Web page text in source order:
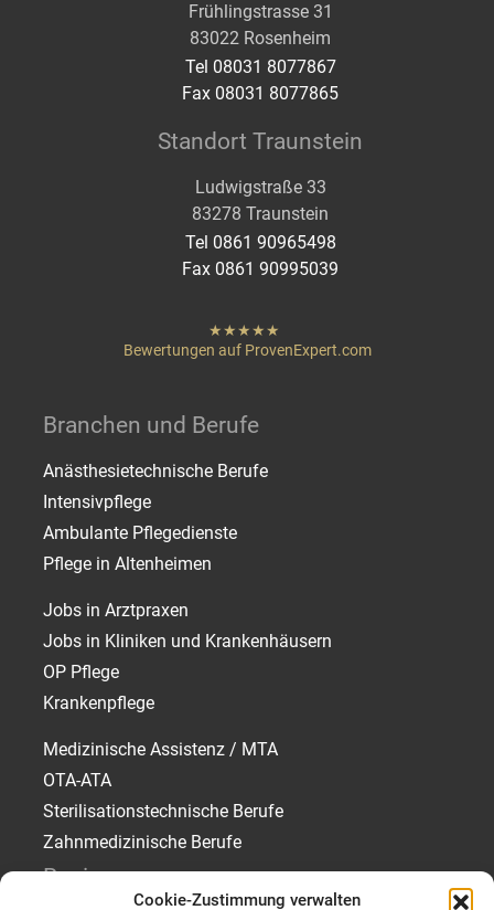
Cookie-Zustimmung verwalten
Frühlingstrasse 31
83022 Rosenheim
Tel 08031 8077867
Fax 08031 8077865
Standort Traunstein
Ludwigstraße 33
83278 Traunstein
Tel 0861 90965498
Fax 0861 90995039
hat "von
Bewertungen auf ProvenExpert.com
Branchen und Berufe
Anästhesietechnische Berufe
Intensivpflege
Ambulante Pflegedienste
Pflege in Altenheimen
Jobs in Arztpraxen
Jobs in Kliniken und Krankenhäusern
OP Pflege
Krankenpflege
Medizinische Assistenz / MTA
OTA-ATA
Sterilisationstechnische Berufe
Zahnmedizinische Berufe
Regionen